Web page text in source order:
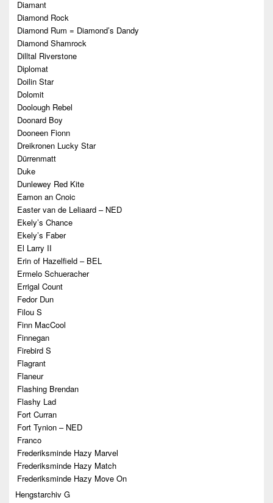
Diamant
Diamond Rock
Diamond Rum = Diamond’s Dandy
Diamond Shamrock
Dilltal Riverstone
Diplomat
Doilin Star
Dolomit
Doolough Rebel
Doonard Boy
Dooneen Fionn
Dreikronen Lucky Star
Dürrenmatt
Duke
Dunlewey Red Kite
Eamon an Cnoic
Easter van de Leliaard – NED
Ekely’s Chance
Ekely’s Faber
El Larry II
Erin of Hazelfield – BEL
Ermelo Schueracher
Errigal Count
Fedor Dun
Filou S
Finn MacCool
Finnegan
Firebird S
Flagrant
Flaneur
Flashing Brendan
Flashy Lad
Fort Curran
Fort Tynion – NED
Franco
Frederiksminde Hazy Marvel
Frederiksminde Hazy Match
Frederiksminde Hazy Move On
Hengstarchiv G